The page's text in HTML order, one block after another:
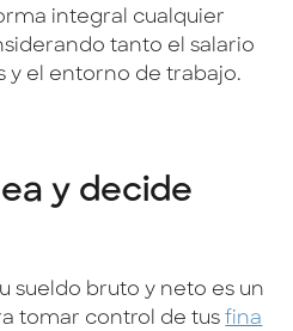
integral cualquier
tanto el salario
y el entorno de trabajo.
y decide
sueldo bruto y neto es un
tomar control de tusfina